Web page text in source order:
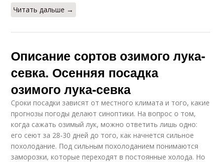
Читать дальше →
Описание сортов озимого лука-
севка. Осенняя посадка
озимого лука-севка
Сроки посадки зависят от местного климата и того, какие
прогнозы погоды делают синоптики. На вопрос о том,
когда сажать озимый лук, можно ответить лишь одно:
его сеют за 28-30 дней до того, как начнется сильное
похолодание. Под сильным похолоданием понимаются
заморозки, которые переходят в постоянные холода. Но